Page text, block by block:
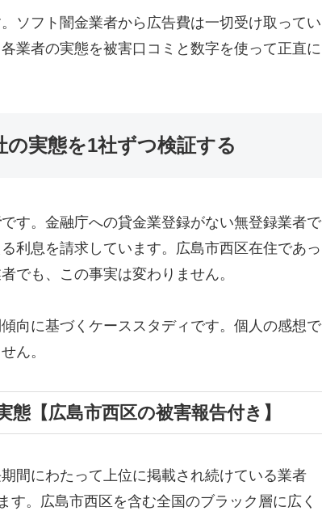
ソフト闇金業者から広告費は一切受け取ってい
業者の実態を被害口コミと数字を使って正直に
の実態を1社ずつ検証する
です。金融庁への貸金業登録がない無登録業者で
利息を請求しています。広島市西区在住であっ
でも、この事実は変わりません。
向に基づくケーススタディです。個人の感想で
ん。
【広島市西区の被害報告付き】
間にわたって上位に掲載され続けている業者
。広島市西区を含む全国のブラック層に広く